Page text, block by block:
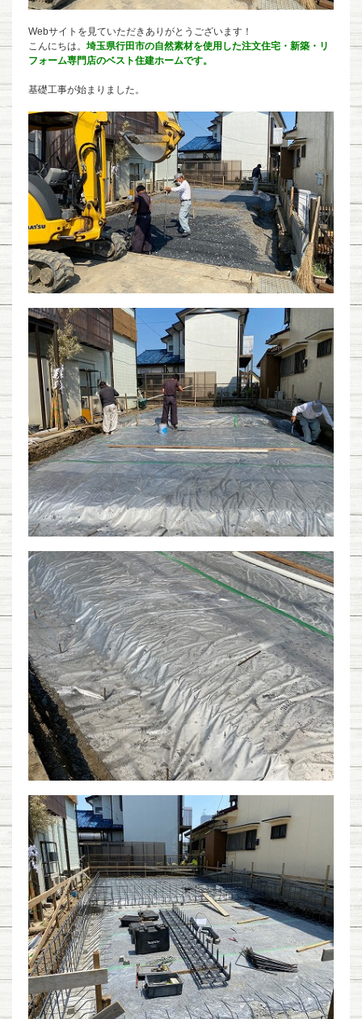
Webサイトを見ていただきありがとうございます！
こんにちは。 埼玉県行田市の自然素材を使用した注文住宅・新築・リ
フォーム専門店のベスト住建ホームです。
基礎工事が始まりました。